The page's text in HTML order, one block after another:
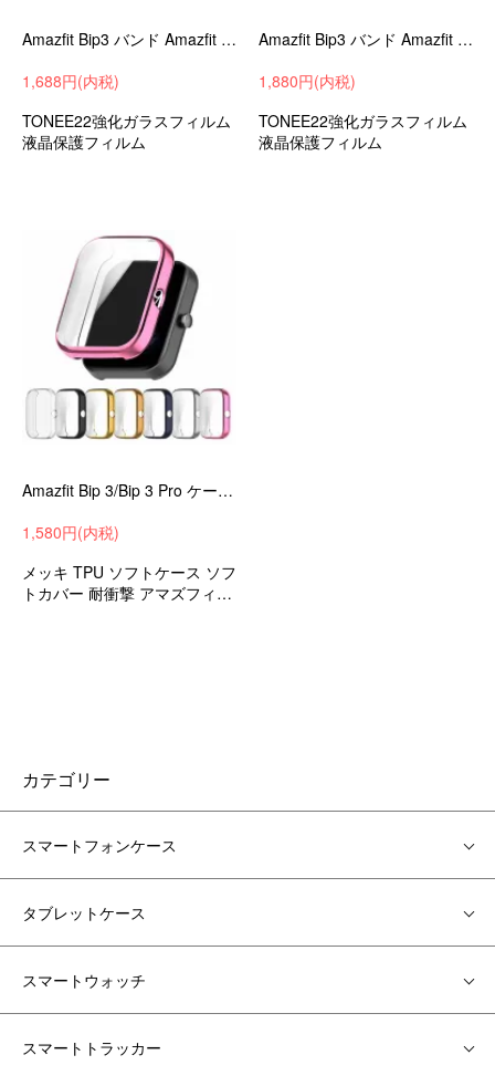
Amazfit Bip3 バンド Amazfit Bip 3 Pro ベルト シリコン バンド幅20mm 交換リストバンド/交換バンド/交換ベルト
1,688円(内税)
TONEE22強化ガラスフィルム
液晶保護フィルム
Amazfit Bip3 バンド Amazfit Bip 3 Pro ベルト シリコン バンド幅20mm 交換リストバンド/交換バンド/交換ベルト
1,880円(内税)
TONEE22強化ガラスフィルム
液晶保護フィルム
Amazfit Bip 3/Bip 3 Pro ケース メッキ TPU 耐衝撃ケース/カバー ソフト プロテクターカバー 液晶保護 アマズフィット Bip3/Bip3プロ 単色/クリア ソフ
1,580円(内税)
メッキ TPU ソフトケース ソフ
トカバー 耐衝撃 アマズフィッ
カテゴリー
スマートフォンケース
タブレットケース
スマートウォッチ
スマートトラッカー